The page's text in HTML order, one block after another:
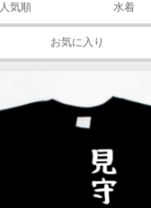
人気順 水着
お気に入り